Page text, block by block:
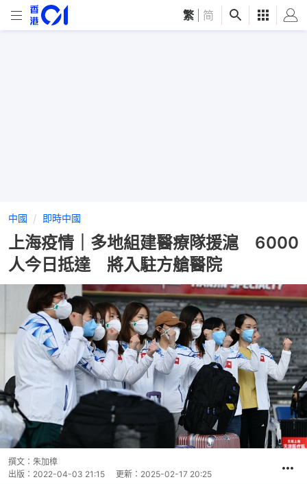
繁 简
中國 即時中國
上海疫情｜多地組建醫療隊援滬 6000
人今日抵達 將入駐方艙醫院
撰文： 朱加樟
出版： 2022-04-03 21:15 更新： 2025-02-17 20:25